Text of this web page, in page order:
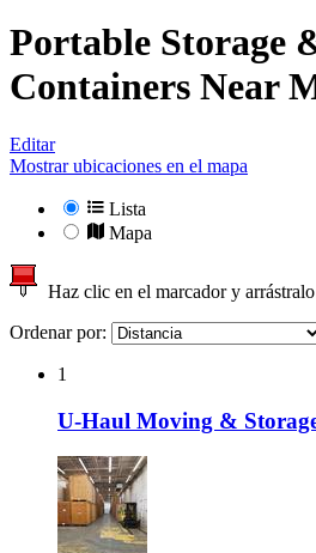
Portable Storage
Containers Near
Editar
Mostrar ubicaciones en el mapa
Lista
Mapa
Haz clic en el marcador y
Ordenar por:
1
U-Haul Moving &